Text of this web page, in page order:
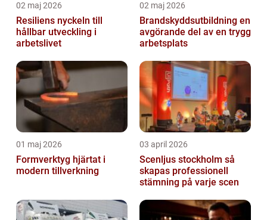
02 maj 2026
Resiliens nyckeln till
hållbar utveckling i
arbetslivet
02 maj 2026
Brandskyddsutbildning en
avgörande del av en trygg
arbetsplats
01 maj 2026
Formverktyg hjärtat i
modern tillverkning
03 april 2026
Scenljus stockholm så
skapas professionell
stämning på varje scen